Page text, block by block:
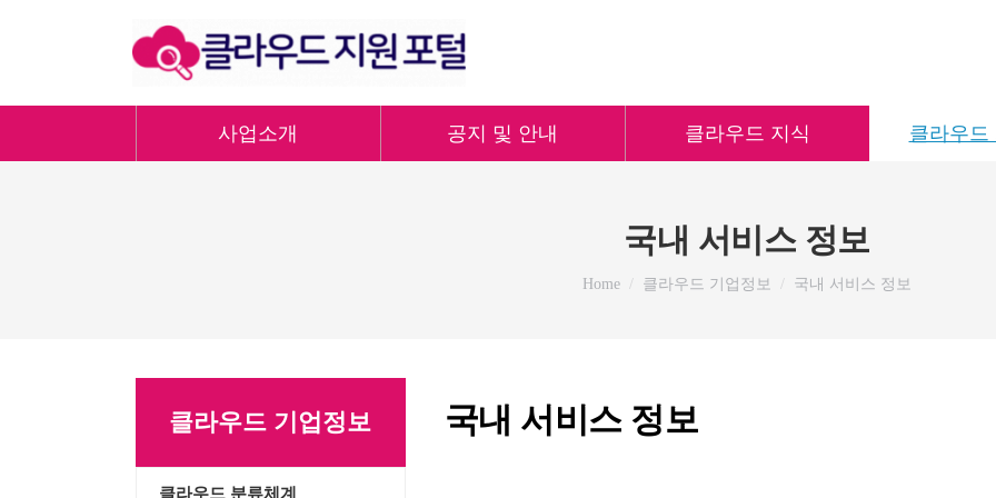
사업소개 공지 및 안내 클라우드 지식 클라우드
국내 서비스 정보
You are here:
Home 클라우드 기업정보 국내 서비스 정보
국내 서비스 정보
클라우드 기업정보
클라우드 분류체계